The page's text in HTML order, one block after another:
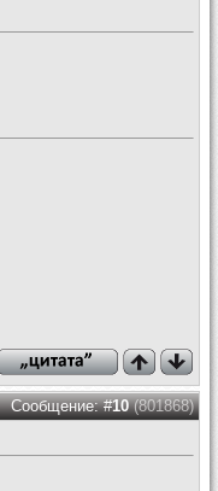
Сообщение: #10(801868)